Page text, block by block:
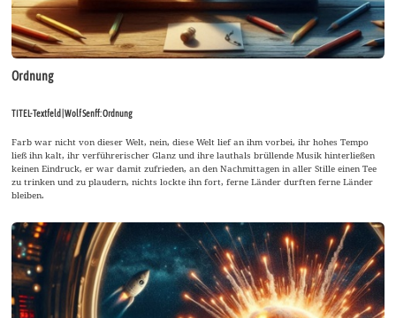
Ordnung
TITEL-Textfeld | Wolf Senff: Ordnung
Farb war nicht von dieser Welt, nein, diese Welt lief an ihm vorbei, ihr hohes Tempo
ließ ihn kalt, ihr verführerischer Glanz und ihre lauthals brüllende Musik hinterließen
keinen Eindruck, er war damit zufrieden, an den Nachmittagen in aller Stille einen Tee
zu trinken und zu plaudern, nichts lockte ihn fort, ferne Länder durften ferne Länder
bleiben.